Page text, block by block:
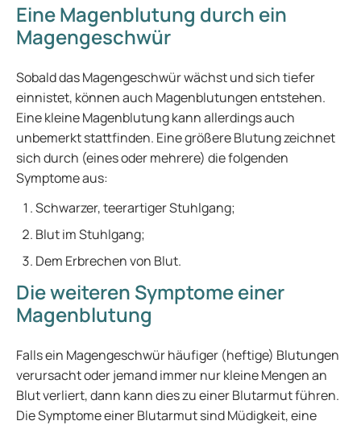
Eine Magenblutung durch ein
Magengeschwür
Sobald das Magengeschwür wächst und sich tiefer
einnistet, können auch Magenblutungen entstehen.
Eine kleine Magenblutung kann allerdings auch
unbemerkt stattfinden. Eine größere Blutung zeichnet
sich durch (eines oder mehrere) die folgenden
Symptome aus:
Schwarzer, teerartiger Stuhlgang;
Blut im Stuhlgang;
Dem Erbrechen von Blut.
Die weiteren Symptome einer
Magenblutung
Falls ein Magengeschwür häufiger (heftige) Blutungen
verursacht oder jemand immer nur kleine Mengen an
Blut verliert, dann kann dies zu einer Blutarmut führen.
Die Symptome einer Blutarmut sind Müdigkeit, eine